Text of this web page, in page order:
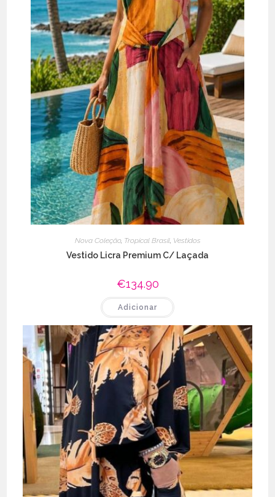
the
product
page
Nova Coleção, Tropical Brasil, Vestidos
Vestido Licra Premium C/ Laçada
€134.90
Adicionar